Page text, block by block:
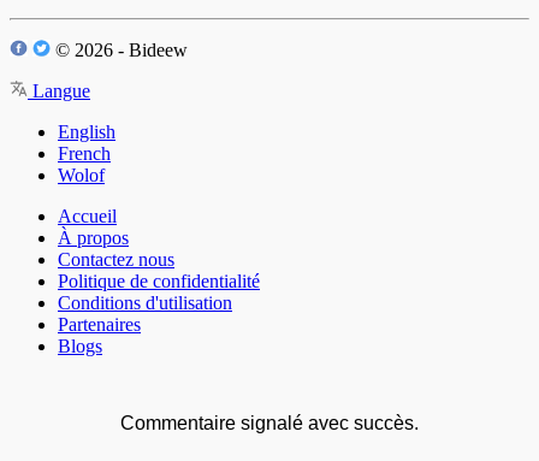
© 2026 - Bideew
Langue
English
French
Wolof
Accueil
À propos
Contactez nous
Politique de confidentialité
Conditions d'utilisation
Partenaires
Blogs
Commentaire signalé avec succès.